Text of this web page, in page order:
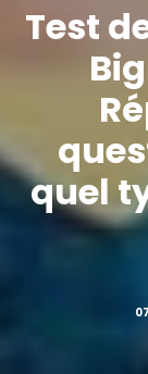
Test
quel